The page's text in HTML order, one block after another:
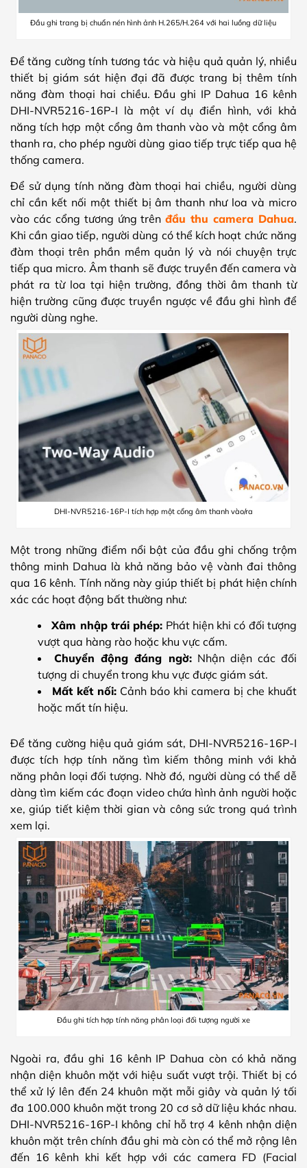
Đầu ghi trang bị chuẩn nén hình ảnh H.265/H.264 với hai luồng dữ liệu
Để tăng cường tính tương tác và hiệu quả quản lý, nhiều
thiết bị giám sát hiện đại đã được trang bị thêm tính
năng đàm thoại hai chiều. Đầu ghi IP Dahua 16 kênh
DHI-NVR5216-16P-I là một ví dụ điển hình, với khả
năng tích hợp một cổng âm thanh vào và một cổng âm
thanh ra, cho phép người dùng giao tiếp trực tiếp qua hệ
thống camera.
Để sử dụng tính năng đàm thoại hai chiều, người dùng
chỉ cần kết nối một thiết bị âm thanh như loa và micro
vào các cổng tương ứng trênđầu thu camera Dahua.
Khi cần giao tiếp, người dùng có thể kích hoạt chức năng
đàm thoại trên phần mềm quản lý và nói chuyện trực
tiếp qua micro. Âm thanh sẽ được truyền đến camera và
phát ra từ loa tại hiện trường, đồng thời âm thanh từ
hiện trường cũng được truyền ngược về đầu ghi hình để
người dùng nghe.
DHI-NVR5216-16P-I tích hợp một cổng âm thanh vào/ra
Một trong những điểm nổi bật của đầu ghi chống trộm
thông minh Dahua là khả năng bảo vệ vành đai thông
qua 16 kênh. Tính năng này giúp thiết bị phát hiện chính
xác các hoạt động bất thường như:
Xâm nhập trái phép: Phát hiện khi có đối tượng
vượt qua hàng rào hoặc khu vực cấm.
Chuyển động đáng ngờ:Nhận diện các đối
tượng di chuyển trong khu vực được giám sát.
Mất kết nối: Cảnh báo khi camera bị che khuất
hoặc mất tín hiệu.
Để tăng cường hiệu quả giám sát, DHI-NVR5216-16P-I
được tích hợp tính năng tìm kiếm thông minh với khả
năng phân loại đối tượng. Nhờ đó, người dùng có thể dễ
dàng tìm kiếm các đoạn video chứa hình ảnh người hoặc
xe, giúp tiết kiệm thời gian và công sức trong quá trình
xem lại.
Đầu ghi tích hợp tính năng phân loại đối tượng người xe
Ngoài ra, đầu ghi 16 kênh IP Dahua còn có khả năng
nhận diện khuôn mặt với hiệu suất vượt trội. Thiết bị có
thể xử lý lên đến 24 khuôn mặt mỗi giây và quản lý tối
đa 100.000 khuôn mặt trong 20 cơ sở dữ liệu khác nhau.
DHI-NVR5216-16P-I không chỉ hỗ trợ 4 kênh nhận diện
khuôn mặt trên chính đầu ghi mà còn có thể mở rộng lên
đến 16 kênh khi kết hợp với các camera FD (Facial